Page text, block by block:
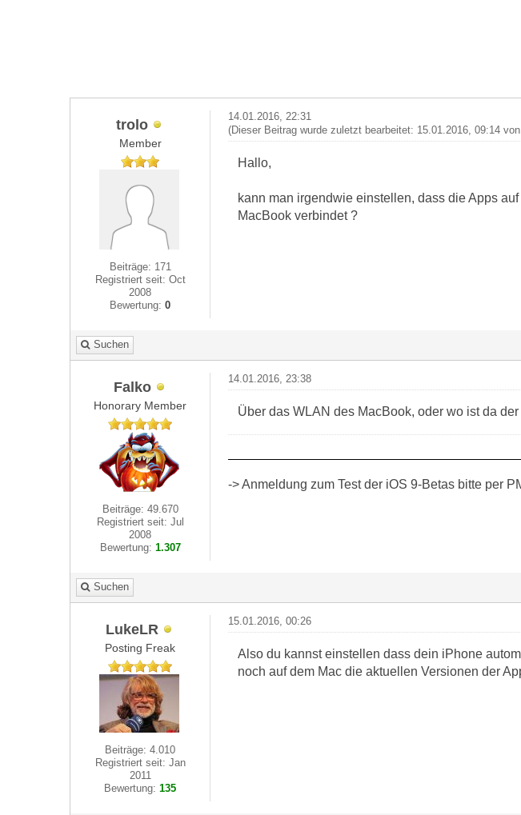
trolo
Member
Beiträge: 171
Registriert seit: Oct
2008
Bewertung:0
14.01.2016, 22:31
(Dieser Beitrag wurde zuletzt bearbeitet: 15.01.2016, 09:14 von
Hallo,
kann man irgendwie einstellen, dass die Apps
MacBook verbindet ?
Suchen
Falko
Honorary Member
Beiträge: 49.670
Registriert seit: Jul
2008
Bewertung: 1.307
14.01.2016, 23:38
Über das WLAN des MacBook, oder wo ist da
-> Anmeldung zum Test der iOS 9-Betas bitte per
Suchen
LukeLR
Posting Freak
Beiträge: 4.010
Registriert seit: Jan
2011
Bewertung:135
15.01.2016, 00:26
Also du kannst einstellen dass dein iPhone
noch auf dem Mac die aktuellen Versionen der